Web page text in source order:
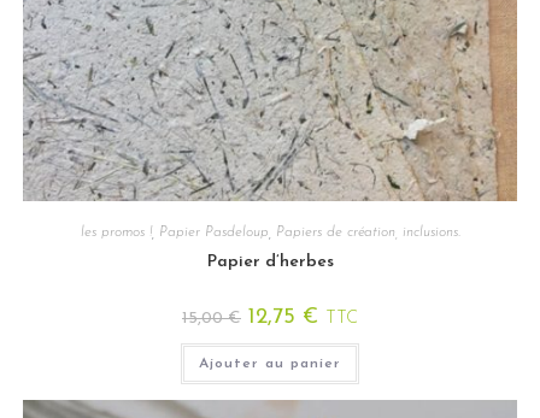
les promos !, Papier Pasdeloup Papiers de création, inclusions.
Papier d’herbes
15,00€ 12,75 € TTC
Ajouter au panier